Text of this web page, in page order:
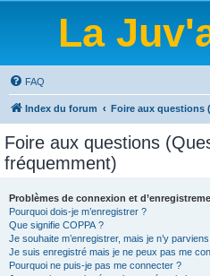
La
FAQ
Index du forum Foire aux questions
Foire aux questions
fréquemment)
Problèmes de connexion et
Pourquoi dois-je m’enregistrer ?
Que signifie COPPA ?
Je souhaite m’enregistrer, mais je n’y
Je suis enregistré mais je ne peux pas me
Pourquoi ne puis-je pas me connecter ?